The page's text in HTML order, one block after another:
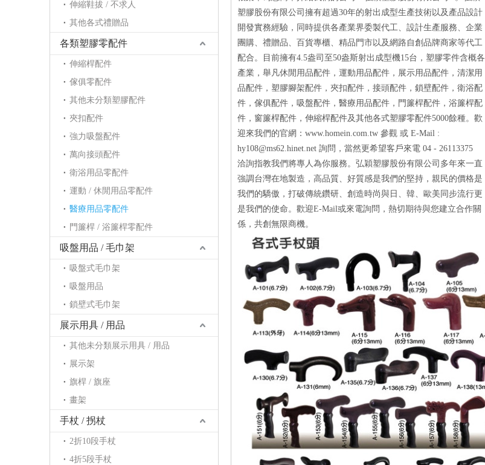
伸縮鞋拔 / 不求人
其他各式禮贈品
各類塑膠零配件
伸縮桿配件
傢俱零配件
其他未分類塑膠配件
夾扣配件
強力吸盤配件
萬向接頭配件
衛浴用品零配件
運動 / 休閒用品零配件
醫療用品零配件
門簾桿 / 浴簾桿零配件
吸盤用品 / 毛巾架
吸盤式毛巾架
吸盤用品
鎖壁式毛巾架
展示用具 / 用品
其他未分類展示用具 / 用品
展示架
旗桿 / 旗座
畫架
手杖 / 拐杖
2折10段手杖
4折5段手杖
塑膠股份有限公司擁有超過30年的射出成型生產技術以及產品設計
開發實務經驗，同時提供各產業界委製代工、設計生產服務、企業
團購、禮贈品、百貨專櫃、精品門市以及網路自創品牌商家等代工
配合。目前擁有4.5盎司至50盎斯射出成型機15台，塑膠零件含概各
產業，舉凡休閒用品配件，運動用品配件，展示用品配件，清潔用
品配件，塑膠腳架配件，夾扣配件，接頭配件，鎖壁配件，衛浴配
件，傢俱配件，吸盤配件，醫療用品配件，門簾桿配件，浴簾桿配
件，窗簾桿配件，伸縮桿配件及其他各式塑膠零配件5000餘種。歡
迎來我們的官網：www.homein.com.tw 參觀 或 E-Mail :
hy108@ms62.hinet.net 詢問，當然更希望客戶來電 04 - 26113375
洽詢指教我們將專人為你服務。弘穎塑膠股份有限公司多年來一直
強調台灣在地製造，高品質、好質感是我們的堅持，親民的價格是
我們的驕傲，打破傳統鑽研、創造時尚與日、韓、歐美同步流行更
是我們的使命。歡迎E-Mail或來電詢問，熱切期待與您建立合作關
係，共創無限商機。